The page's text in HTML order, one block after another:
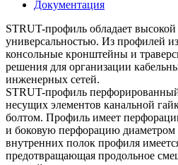
Документация
STRUT-профиль обладает
универсальностью. Из профилей
консольные кронштейны и
решения для организации
инженерных сетей.
STRUT-профиль
несущих элементов канальной
болтом. Профиль имеет
и боковую перфорацию
внутренних полок профиля
предотвращающая продольное